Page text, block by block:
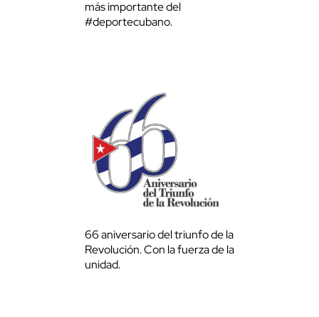
más importante del
#deportecubano.
66 aniversario del triunfo de la
Revolución. Con la fuerza de la
unidad.